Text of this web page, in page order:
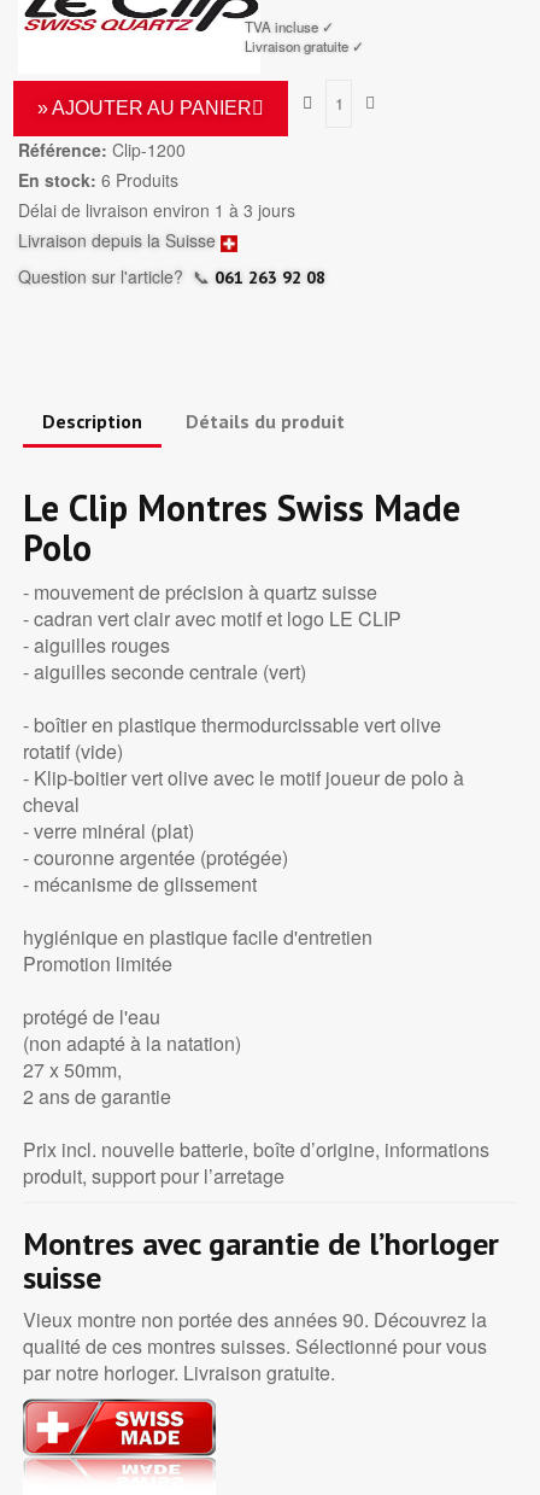
TVA incluse ✓
Livraison gratuite ✓
» AJOUTER AU PANIER
Référence: Clip-1200
En stock: 6 Produits
Délai de livraison environ 1 à 3 jours
Livraison depuis la Suisse
Question sur l'article? 📞 061 263 92 08
Description Détails du produit
Le Clip Montres Swiss Made
Polo
- mouvement de précision à quartz suisse
- cadran vert clair avec motif et logo LE CLIP
- aiguilles rouges
- aiguilles seconde centrale (vert)
- boîtier en plastique thermodurcissable vert olive
rotatif (vide)
- Klip-boitier vert olive avec le motif joueur de polo à
cheval
- verre minéral (plat)
- couronne argentée (protégée)
- mécanisme de glissement
hygiénique en plastique facile d'entretien
Promotion limitée
protégé de l'eau
(non adapté à la natation)
27 x 50mm,
2 ans de garantie
Prix incl. nouvelle batterie, boîte d’origine, informations
produit, support pour l’arretage
Montres avec garantie de l’horloger
suisse
Vieux montre non portée des années 90. Découvrez la
qualité de ces montres suisses. Sélectionné pour vous
par notre horloger. Livraison gratuite.